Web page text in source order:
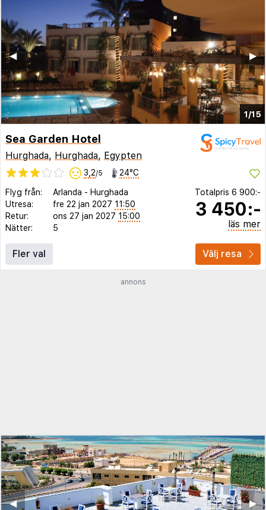
1/15
▶︎
◀︎
Sea Garden Hotel
Hurghada, Hurghada, Egypten
3,2/5 24°C
Flyg från: Arlanda - Hurghada
Utresa:
fre 22 jan 2027 11:50
Retur:
ons 27 jan 2027 15:00
Nätter:
5
Totalpris 6 900:-
3 450:-
läs mer
Fler val Välj resa
annons
▶︎
◀︎